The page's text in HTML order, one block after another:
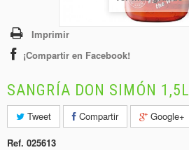
PANADERÍA
Imprimir
¡Compartir en Facebook!
SANGRÍA DON SIMÓN 1,5L
Tweet Compartir Google+
Ref. 025613